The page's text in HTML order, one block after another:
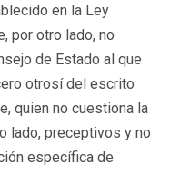
en la Ley
por otro lado, no
de Estado al que
otrosí del escrito
quien no cuestiona la
lado, preceptivos y no
específica de